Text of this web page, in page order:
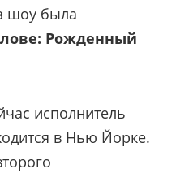
шоу была
Рожденный
исполнитель
в Нью Йорке.